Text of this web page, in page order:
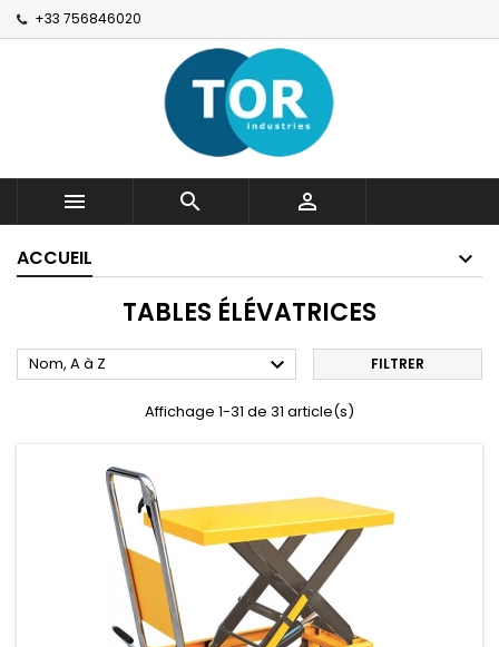
+33 756846020
  
ACCUEIL
TABLES ÉLÉVATRICES
Nom, A à Z  FILTRER
Affichage 1-31 de 31 article(s)